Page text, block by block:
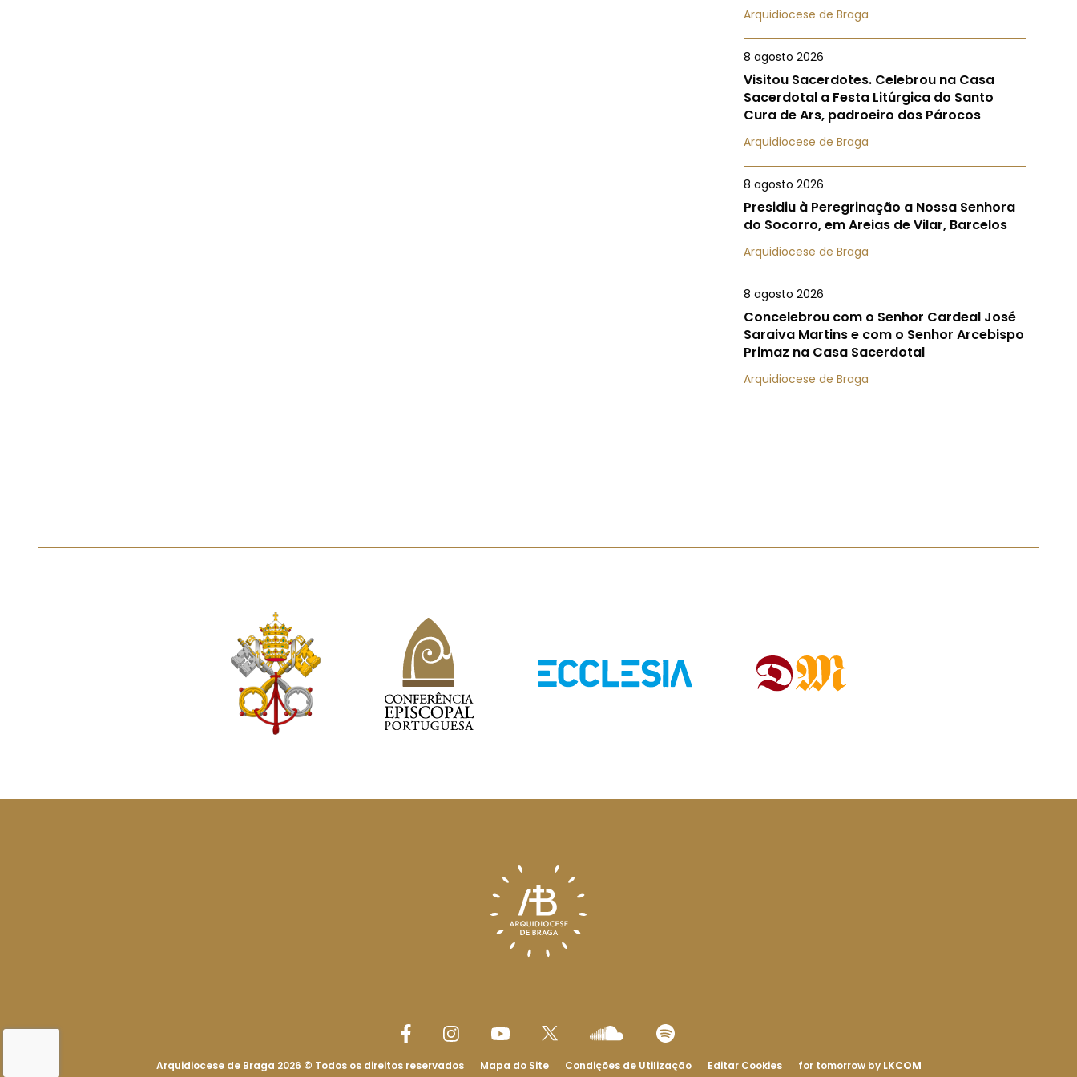
Arquidiocese de Braga
8 agosto 2026
Visitou Sacerdotes. Celebrou na Casa
Sacerdotal a Festa Litúrgica do Santo
Cura de Ars, padroeiro dos Párocos
Arquidiocese de Braga
8 agosto 2026
Presidiu à Peregrinação a Nossa Senhora
do Socorro, em Areias de Vilar, Barcelos
Arquidiocese de Braga
8 agosto 2026
Concelebrou com o Senhor Cardeal José
Saraiva Martins e com o Senhor Arcebispo
Primaz na Casa Sacerdotal
Arquidiocese de Braga
Arquidiocese de Braga 2026 © Todos os direitos reservados Mapa do Site Condições de Utilização Editar Cookies for tomorrow by LKCOM